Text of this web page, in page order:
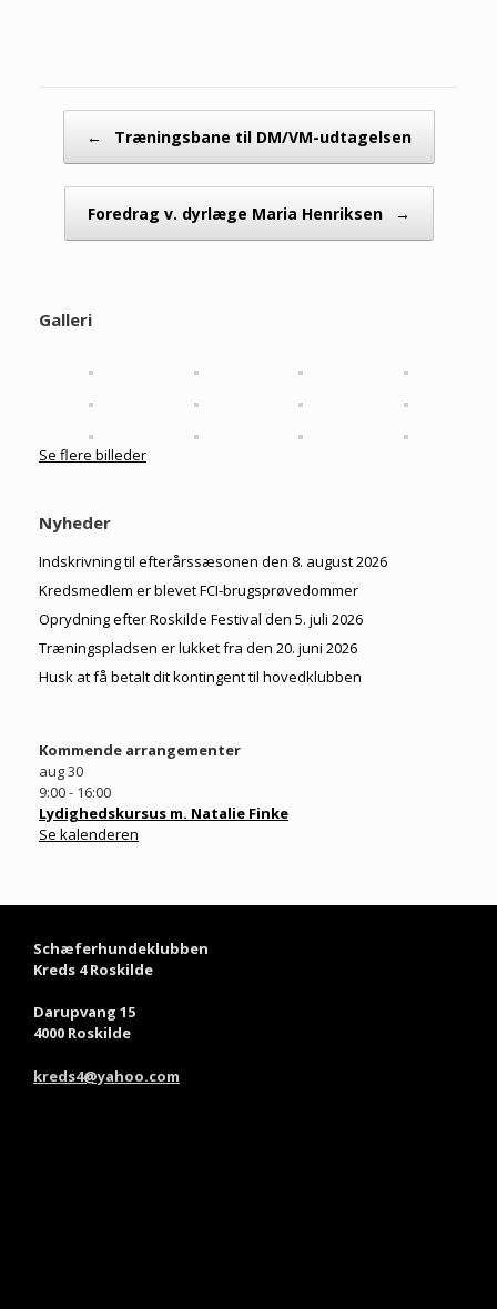
← Træningsbane til DM/VM-udtagelsen
Foredrag v. dyrlæge Maria Henriksen →
Galleri
Se flere billeder
Nyheder
Indskrivning til efterårssæsonen den 8. august 2026
Kredsmedlem er blevet FCI-brugsprøvedommer
Oprydning efter Roskilde Festival den 5. juli 2026
Træningspladsen er lukket fra den 20. juni 2026
Husk at få betalt dit kontingent til hovedklubben
Kommende arrangementer
aug30
9:00- 16:00
Lydighedskursus m. Natalie Finke
Se kalenderen
Schæferhundeklubben
Kreds 4 Roskilde
Darupvang 15
4000 Roskilde
kreds4@yahoo.com